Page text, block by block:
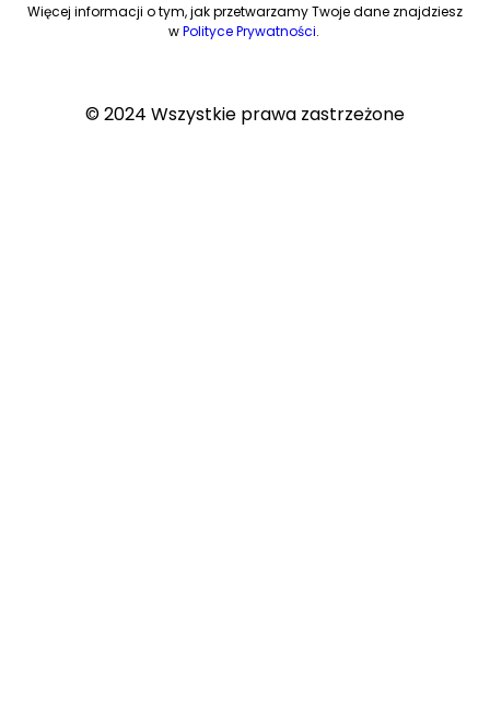
Więcej informacji o tym, jak przetwarzamy Twoje dane znajdziesz
wPolityce Prywatności.
© 2024 Wszystkie prawa zastrzeżone